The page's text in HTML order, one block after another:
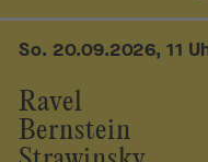
Ravel
Bernstein
So. 20.09.2026, 11